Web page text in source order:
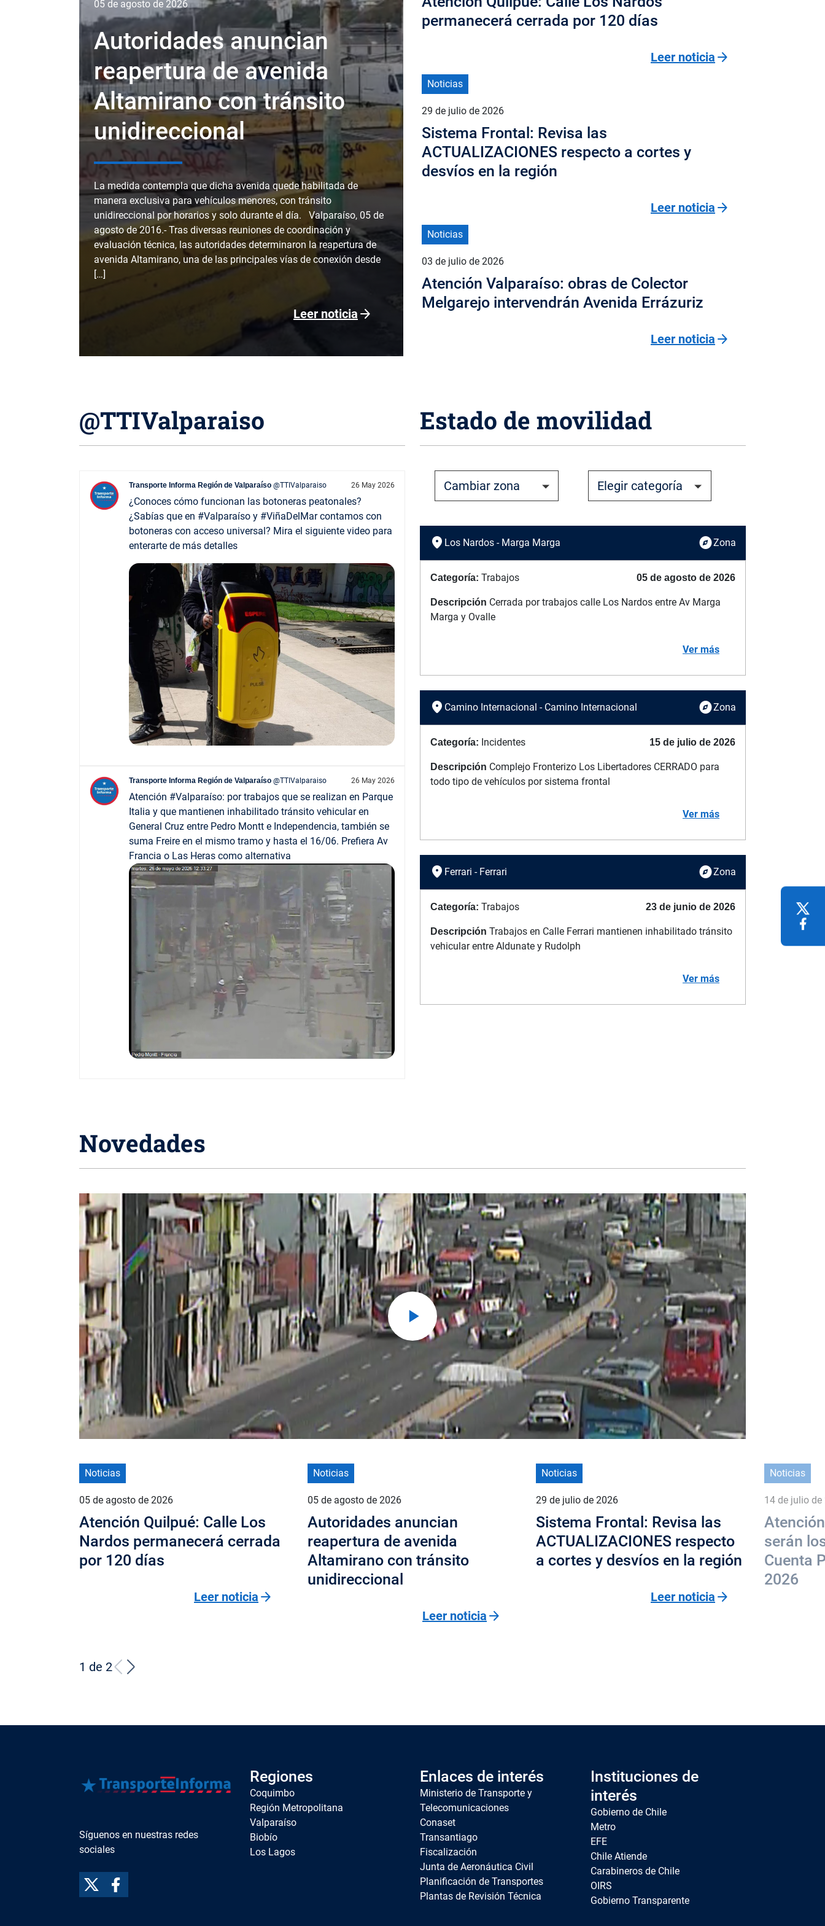
05 de agosto de 2026
Autoridades anuncian
reapertura de avenida
Altamirano con tránsito
unidireccional
La medida contempla que dicha avenida quede habilitada de
manera exclusiva para vehículos menores, con tránsito
unidireccional por horarios y solo durante el día. Valparaíso, 05 de
agosto de 2016.- Tras diversas reuniones de coordinación y
evaluación técnica, las autoridades determinaron la reapertura de
avenida Altamirano, una de las principales vías de conexión desde
[…]
Leer noticia arrow_forward
permanecerá cerrada por 120 días
Leer noticia arrow_forward
Noticias
29 de julio de 2026
Sistema Frontal: Revisa las
ACTUALIZACIONES respecto a cortes y
desvíos en la región
Leer noticia arrow_forward
Noticias
03 de julio de 2026
Atención Valparaíso: obras de Colector
Melgarejo intervendrán Avenida Errázuriz
Leer noticia arrow_forward
@TTIValparaiso
Transporte Informa Región de Valparaíso @TTIValparaiso 26 May 2026
¿Conoces cómo funcionan las botoneras peatonales?
¿Sabías que en #Valparaíso y #ViñaDelMar contamos con
botoneras con acceso universal? Mira el siguiente video para
enterarte de más detalles
Transporte Informa Región de Valparaíso @TTIValparaiso 26 May 2026
Atención #Valparaíso: por trabajos que se realizan en Parque
Italia y que mantienen inhabilitado tránsito vehicular en
General Cruz entre Pedro Montt e Independencia, también se
suma Freire en el mismo tramo y hasta el 16/06. Prefiera Av
Francia o Las Heras como alternativa
Estado de movilidad
location_on Los Nardos - Marga Marga exploreZona
Categoría: Trabajos 05 de agosto de 2026
Descripción Cerrada por trabajos calle Los Nardos entre Av Marga
Marga y Ovalle
Ver más
location_on Camino Internacional - Camino Internacional exploreZona
Categoría: Incidentes 15 de julio de 2026
Descripción Complejo Fronterizo Los Libertadores CERRADO para
todo tipo de vehículos por sistema frontal
Ver más
location_on Ferrari - Ferrari exploreZona
Categoría: Trabajos 23 de junio de 2026
Descripción Trabajos en Calle Ferrari mantienen inhabilitado tránsito
vehicular entre Aldunate y Rudolph
Ver más
Novedades
Noticias
05 de agosto de 2026
Atención Quilpué: Calle Los
Nardos permanecerá cerrada
por 120 días
Leer noticia arrow_forward
Noticias
05 de agosto de 2026
Autoridades anuncian
reapertura de avenida
Altamirano con tránsito
unidireccional
Leer noticia arrow_forward
Noticias
29 de julio de 2026
Sistema Frontal: Revisa las
ACTUALIZACIONES respecto
a cortes y desvíos en la región
Leer noticia arrow_forward
Noticias
14 de julio de
serán
Cuenta
2026
1 de 2
Síguenos en nuestras redes
sociales
Regiones
Coquimbo
Región Metropolitana
Valparaíso
Biobío
Los Lagos
Enlaces de interés
Ministerio de Transporte y
Telecomunicaciones
Conaset
Transantiago
Fiscalización
Junta de Aeronáutica Civil
Planificación de Transportes
Plantas de Revisión Técnica
Instituciones de
interés
Gobierno de Chile
Metro
EFE
Chile Atiende
Carabineros de Chile
OIRS
Gobierno Transparente